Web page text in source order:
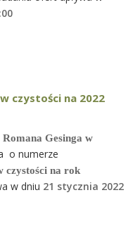
:00
czystości na 2022
Romana Gesinga w
o numerze
czystości na rok
w dniu 21 stycznia 2022